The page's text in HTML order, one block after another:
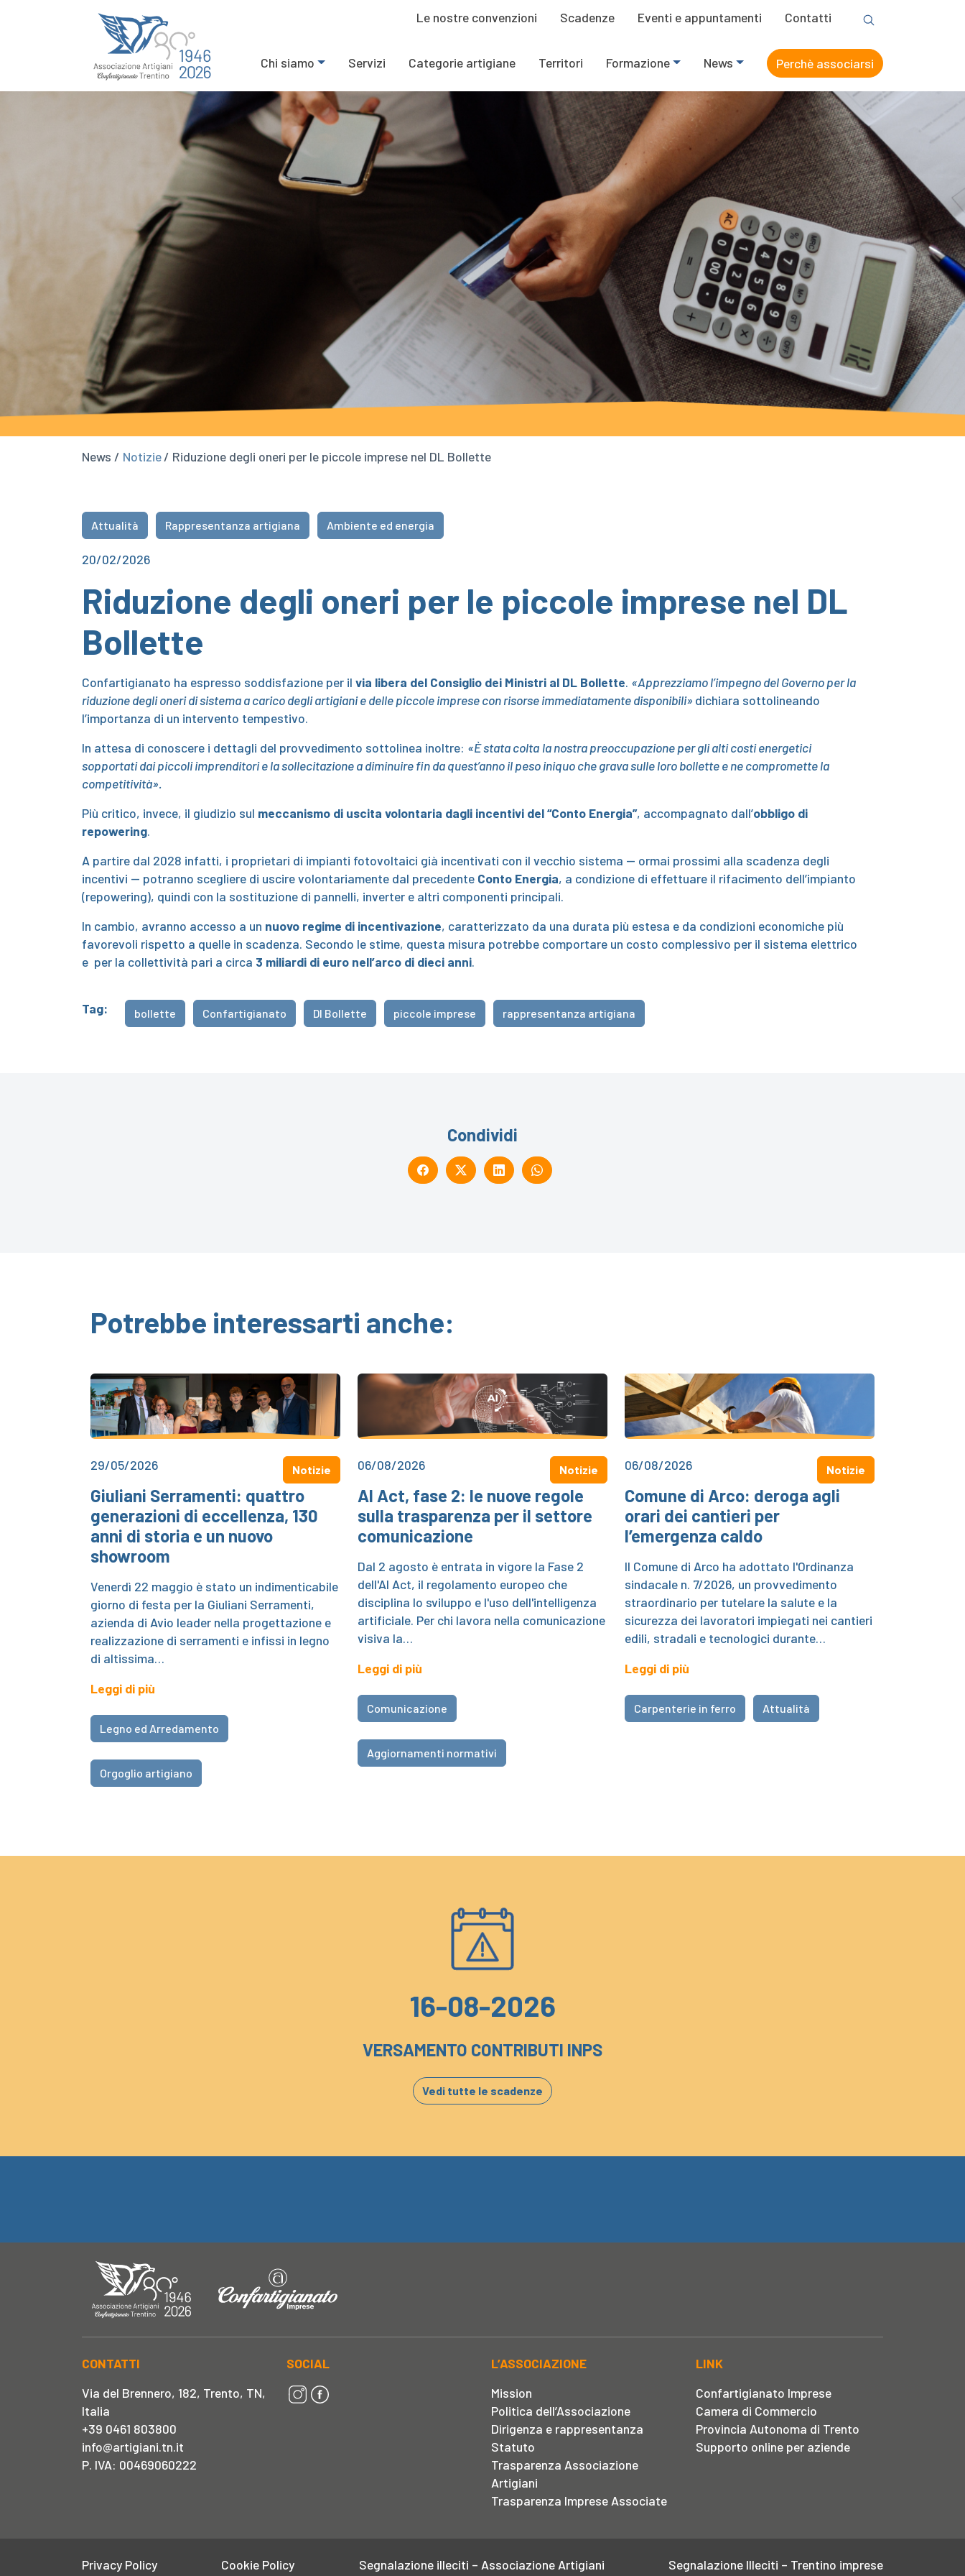
Le nostre convenzioni Scadenze Eventi e appuntamenti Contatti
Chi siamo Servizi Categorie artigiane Territori Formazione News Perchè associarsi
News / Notizie/ Riduzione degli oneri per le piccole imprese nel DL Bollette
Attualità Rappresentanza artigiana Ambiente ed energia
20/02/2026
Riduzione degli oneri per le piccole imprese nel DL
Bollette
Confartigianato ha espresso soddisfazione per il via libera del Consiglio dei Ministri al DL Bollette. «Apprezziamo l’impegno del Governo per la
riduzione degli oneri di sistema a carico degli artigiani e delle piccole imprese con risorse immediatamente disponibili» dichiara sottolineando
l’importanza di un intervento tempestivo.
In attesa di conoscere i dettagli del provvedimento sottolinea inoltre: «È stata colta la nostra preoccupazione per gli alti costi energetici
sopportati dai piccoli imprenditori e la sollecitazione a diminuire fin da quest’anno il peso iniquo che grava sulle loro bollette e ne compromette la
competitività».
Più critico, invece, il giudizio sul meccanismo di uscita volontaria dagli incentivi del “Conto Energia”, accompagnato dall’obbligo di
repowering.
A partire dal 2028 infatti, i proprietari di impianti fotovoltaici già incentivati con il vecchio sistema — ormai prossimi alla scadenza degli
incentivi — potranno scegliere di uscire volontariamente dal precedente Conto Energia, a condizione di effettuare il rifacimento dell’impianto
(repowering), quindi con la sostituzione di pannelli, inverter e altri componenti principali.
In cambio, avranno accesso a un nuovo regime di incentivazione, caratterizzato da una durata più estesa e da condizioni economiche più
favorevoli rispetto a quelle in scadenza. Secondo le stime, questa misura potrebbe comportare un costo complessivo per il sistema elettrico
e per la collettività pari a circa 3 miliardi di euro nell’arco di dieci anni.
Tag: bollette Confartigianato DI Bollette piccole imprese rappresentanza artigiana
Condividi
Potrebbe interessarti anche:
29/05/2026 Notizie
Giuliani Serramenti: quattro
generazioni di eccellenza, 130
anni di storia e un nuovo
showroom
Venerdì 22 maggio è stato un indimenticabile
giorno di festa per la Giuliani Serramenti,
azienda di Avio leader nella progettazione e
realizzazione di serramenti e infissi in legno
di altissima…
Leggi di più
Legno ed Arredamento
Orgoglio artigiano
06/08/2026 Notizie
AI Act, fase 2: le nuove regole
sulla trasparenza per il settore
comunicazione
Dal 2 agosto è entrata in vigore la Fase 2
dell'AI Act, il regolamento europeo che
disciplina lo sviluppo e l'uso dell'intelligenza
artificiale. Per chi lavora nella comunicazione
visiva la…
Leggi di più
Comunicazione
Aggiornamenti normativi
06/08/2026 Notizie
Comune di Arco: deroga agli
orari dei cantieri per
l’emergenza caldo
Il Comune di Arco ha adottato l'Ordinanza
sindacale n. 7/2026, un provvedimento
straordinario per tutelare la salute e la
sicurezza dei lavoratori impiegati nei cantieri
edili, stradali e tecnologici durante…
Leggi di più
Carpenterie in ferro Attualità
16-08-2026
VERSAMENTO CONTRIBUTI INPS
Vedi tutte le scadenze
CONTATTI
Via del Brennero, 182, Trento, TN,
Italia
+39 0461 803800
info@artigiani.tn.it
P. IVA: 00469060222
SOCIAL
L’ASSOCIAZIONE
Mission
Politica dell’Associazione
Dirigenza e rappresentanza
Statuto
Trasparenza Associazione
Artigiani
Trasparenza Imprese Associate
LINK
Confartigianato Imprese
Camera di Commercio
Provincia Autonoma di Trento
Supporto online per aziende
Privacy Policy Cookie Policy Segnalazione illeciti – Associazione Artigiani Segnalazione Illeciti – Trentino imprese